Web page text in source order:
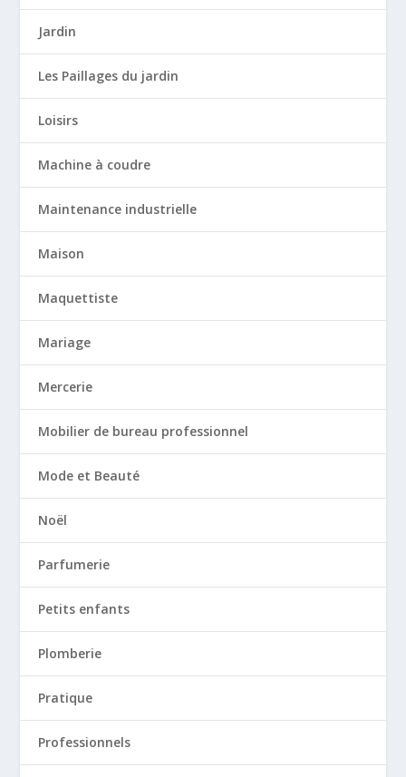
Jardin
Les Paillages du jardin
Loisirs
Machine à coudre
Maintenance industrielle
Maison
Maquettiste
Mariage
Mercerie
Mobilier de bureau professionnel
Mode et Beauté
Noël
Parfumerie
Petits enfants
Plomberie
Pratique
Professionnels